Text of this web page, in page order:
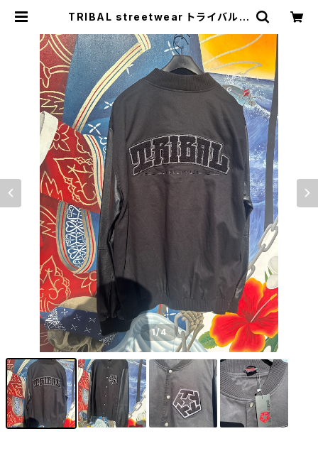
TRIBAL streetwear トライバルジ
LEGE JACKET | CCCSURFSK8
SHOP
1/4